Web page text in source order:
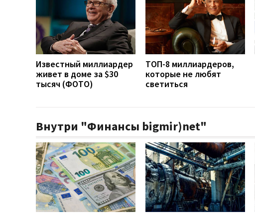
Известный миллиардер
живет в доме за $30
тысяч (ФОТО)
ТОП-8 миллиардеров,
которые не любят
светиться
Внутри "Финансы bigmir)net"